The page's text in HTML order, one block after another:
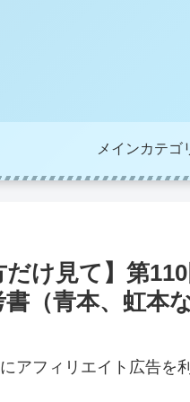
メインカテゴ
だけ見て】第
書（青本、虹本
アフィリエイト広告を